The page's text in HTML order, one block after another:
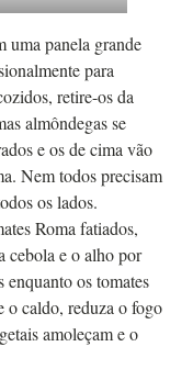
uma panela grande
para
retire-os da
almôndegas se
e os de cima vão
Nem todos precisam
os lados.
Roma fatiados,
cebola e o alho por
os tomates
o caldo, reduza o fogo
amoleçam e o